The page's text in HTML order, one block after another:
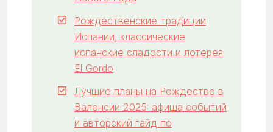
Рождественские традиции
Испании, классические
испанские сладости и лотерея
El Gordo
Лучшие планы на Рождество в
Валенсии 2025: афиша событий
и авторский гайд по